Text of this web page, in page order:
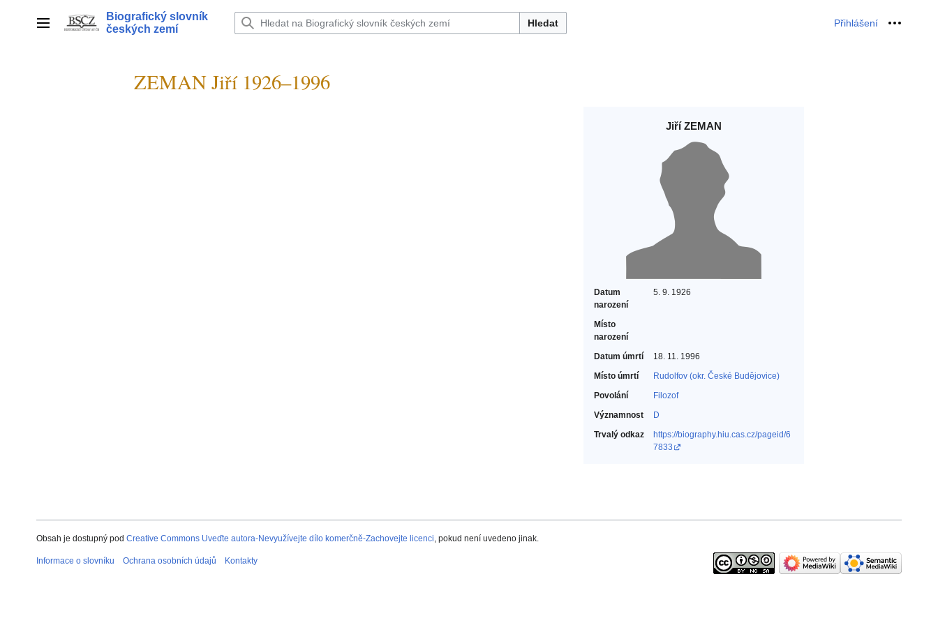
Hlavní menu
Biografický slovník
českých zemí
Hledat Přihlášení Osobní
ZEMAN Jiří 1926–1996
Jiří ZEMAN
Datum
narození
5. 9. 1926
Místo
narození
Datum úmrtí
18. 11. 1996
Místo úmrtí
Rudolfov (okr. České Budějovice)
Povolání
Filozof‎
Významnost
D
Trvalý odkaz
https://biography.hiu.cas.cz/pageid/6
7833
Obsah je dostupný pod Creative Commons Uveďte autora-Nevyužívejte dílo komerčně-Zachovejte licenci, pokud není uvedeno jinak.
Informace o slovníku Ochrana osobních údajů Kontakty